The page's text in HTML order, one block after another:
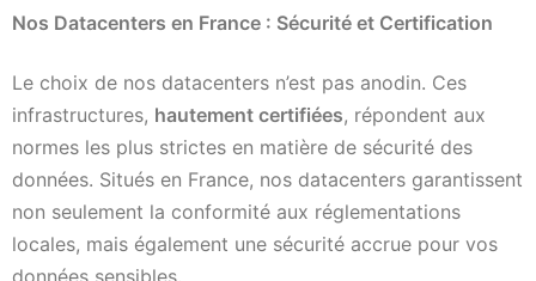
Nos Datacenters en France : Sécurité et Certification
Le choix de nos datacenters n’est pas anodin. Ces
infrastructures, hautement certifiées, répondent aux
normes les plus strictes en matière de sécurité des
données. Situés en France, nos datacenters garantissent
non seulement la conformité aux réglementations
locales, mais également une sécurité accrue pour vos
données sensibles.